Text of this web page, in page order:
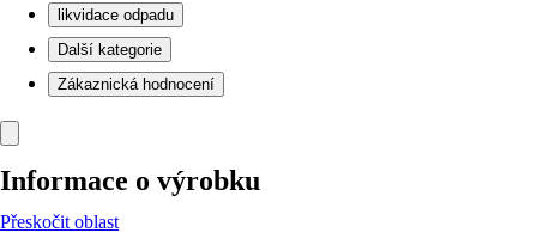
likvidace odpadu
Další kategorie
Zákaznická hodnocení
Informace o výrobku
Přeskočit oblast